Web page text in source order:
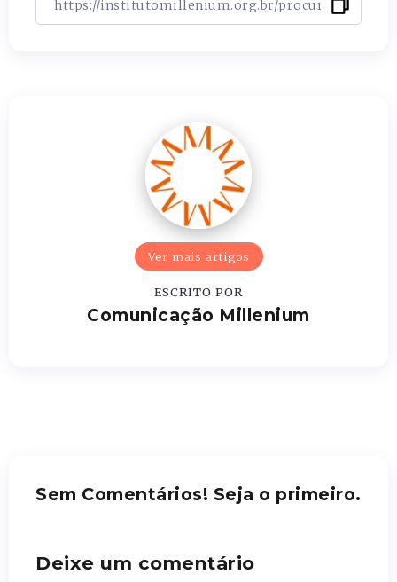
Ver mais artigos
ESCRITO POR
Comunicação Millenium
Sem Comentários! Seja o primeiro.
Deixe um comentário